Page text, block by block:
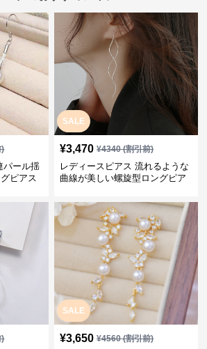
)
パール揺
ピアス
SALE
¥3,470 ¥4340(割引前)
レディースピアス 流れるような
曲線が美しい螺旋型ロングピア
)
SALE
¥3,650 ¥4560(割引前)